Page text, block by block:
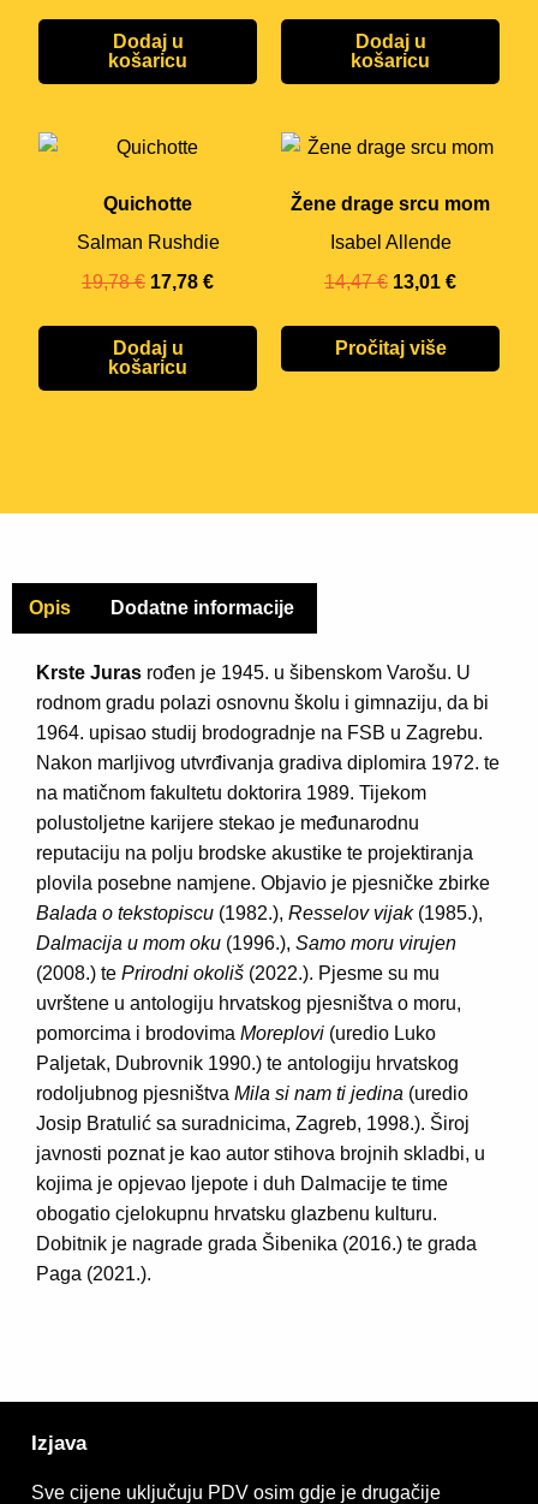
Dodaj u
košaricu
Dodaj u
košaricu
Quichotte
Salman Rushdie
19,78€ 17,78 €
Dodaj u
košaricu
Žene drage srcu mom
Isabel Allende
14,47€ 13,01 €
Pročitaj više
Opis Dodatne informacije
Krste Juras rođen je 1945. u šibenskom Varošu. U
rodnom gradu polazi osnovnu školu i gimnaziju, da bi
1964. upisao studij brodogradnje na FSB u Zagrebu.
Nakon marljivog utvrđivanja gradiva diplomira 1972. te
na matičnom fakultetu doktorira 1989. Tijekom
polustoljetne karijere stekao je međunarodnu
reputaciju na polju brodske akustike te projektiranja
plovila posebne namjene. Objavio je pjesničke zbirke
Balada o tekstopiscu (1982.), Resselov vijak(1985.),
Dalmacija u mom oku (1996.), Samo moru virujen
(2008.) te Prirodni okoliš (2022.). Pjesme su mu
uvrštene u antologiju hrvatskog pjesništva o moru,
pomorcima i brodovima Moreplovi (uredio Luko
Paljetak, Dubrovnik 1990.) te antologiju hrvatskog
rodoljubnog pjesništva Mila si nam ti jedina (uredio
Josip Bratulić sa suradnicima, Zagreb, 1998.). Široj
javnosti poznat je kao autor stihova brojnih skladbi, u
kojima je opjevao ljepote i duh Dalmacije te time
obogatio cjelokupnu hrvatsku glazbenu kulturu.
Dobitnik je nagrade grada Šibenika (2016.) te grada
Paga (2021.).
Izjava
Sve cijene uključuju PDV osim gdje je drugačije